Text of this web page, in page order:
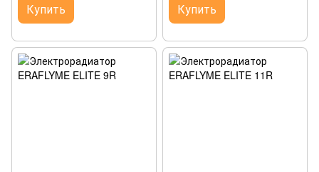
Купить Купить